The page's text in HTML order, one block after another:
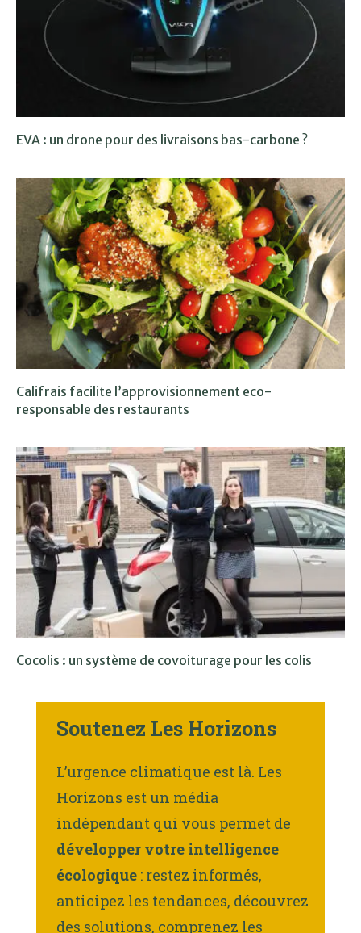
EVA : un drone pour des livraisons bas-carbone ?
Califrais facilite l’approvisionnement eco-
responsable des restaurants
Cocolis : un système de covoiturage pour les colis
Soutenez Les Horizons
L’urgence climatique est là. Les
Horizons est un média
indépendant qui vous permet de
développer votre intelligence
écologique : restez informés,
anticipez les tendances, découvrez
des solutions, comprenez les